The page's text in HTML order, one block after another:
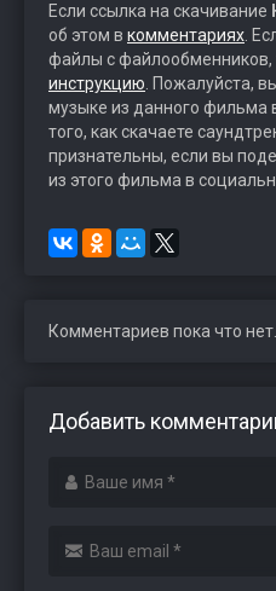
Если ссылка на скачивание
об этом в комментариях .
файлы с файлообменников,
инструкцию . Пожалуйста,
музыке из данного фильма
того, как скачаете
признательны, если вы
из этого фильма в
Комментариев пока что нет.
Добавить